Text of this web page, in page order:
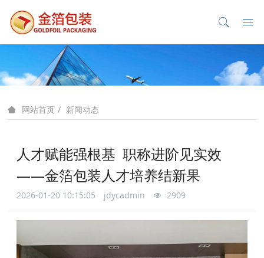
网站首页 新闻动态
人才赋能强根基 职称进阶见实效
——金箔包装人才培养结新果
2026-01-20 10:15:05 jdycadmin 2909